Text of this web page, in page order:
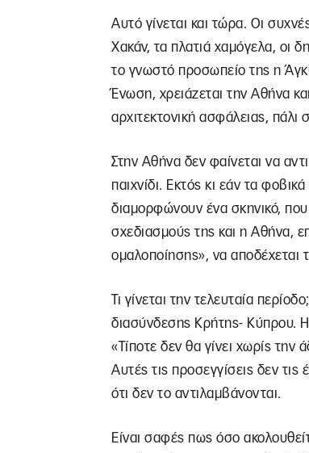
Αυτό γίνεται και τώρα. Οι
Χακάν, τα πλατιά χαμόγελα, οι
το γνωστό προσωπείο της η
Ένωση, χρειάζεται την Αθήνα
αρχιτεκτονική ασφάλειας, πάλι
Στην Αθήνα δεν φαίνεται να
παιχνίδι. Εκτός κι εάν τα
διαμορφώνουν ένα σκηνικό,
σχεδιασμούς της και η Αθήνα,
ομαλοποίησης», να αποδέχεται
Τι γίνεται την τελευταία
διασύνδεσης Κρήτης- Κύπρου. Η
«Τίποτε δεν θα γίνει χωρίς την
Αυτές τις προσεγγίσεις δεν
ότι δεν το αντιλαμβάνονται.
Είναι σαφές πως όσο